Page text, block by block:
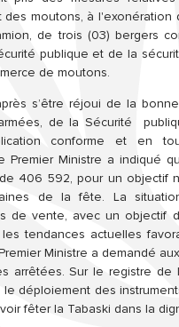
des moutons, à
de trois (03) bergers
publique et de la
de moutons.
s’être réjoui de la
de la Sécurité
conforme et en
Premier Ministre a indiqué
406 592, pour un
de la fête. La
de vente, avec un objectif
tendances actuelles
Ministre a demandé
arrêtées. Sur le registre de
le déploiement des
fêter la Tabaski dans la